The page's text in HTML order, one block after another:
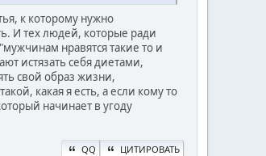
к которому нужно
И тех людей, которые ради
нравятся такие то и
истязать себя диетами,
свой образ жизни,
какая я есть, а если кому то
начинает в угоду
QQ ЦИТИРОВАТЬ